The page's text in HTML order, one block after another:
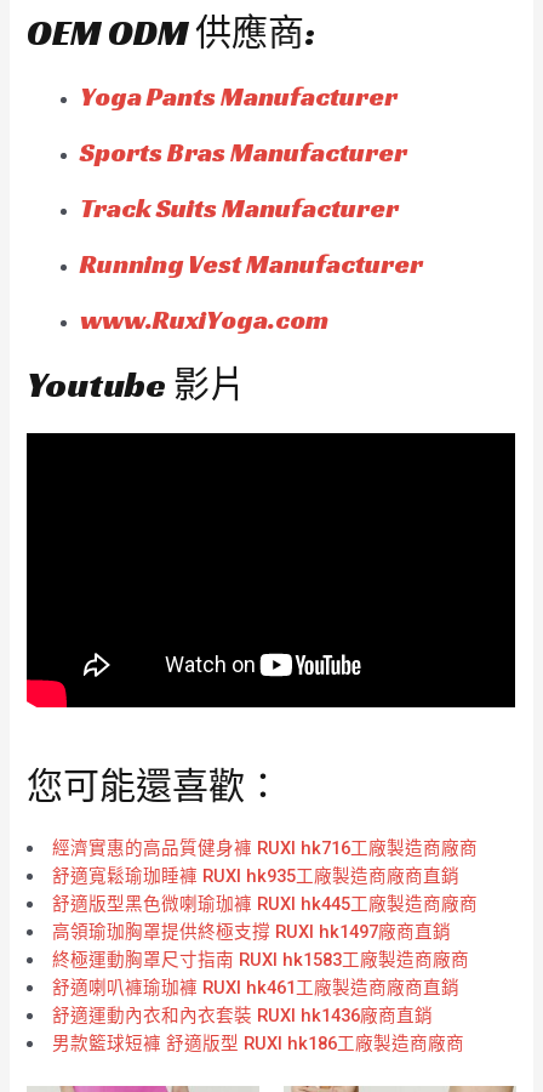
OEM ODM 供應商:
Yoga Pants Manufacturer
Sports Bras Manufacturer
Track Suits Manufacturer
Running Vest Manufacturer
www.RuxiYoga.com
Youtube 影片
您可能還喜歡：
經濟實惠的高品質健身褲 RUXI hk716工廠製造商廠商
舒適寬鬆瑜珈睡褲 RUXI hk935工廠製造商廠商直銷
舒適版型黑色微喇瑜珈褲 RUXI hk445工廠製造商廠商
高領瑜珈胸罩提供終極支撐 RUXI hk1497廠商直銷
終極運動胸罩尺寸指南 RUXI hk1583工廠製造商廠商
舒適喇叭褲瑜珈褲 RUXI hk461工廠製造商廠商直銷
舒適運動內衣和內衣套裝 RUXI hk1436廠商直銷
男款籃球短褲 舒適版型 RUXI hk186工廠製造商廠商